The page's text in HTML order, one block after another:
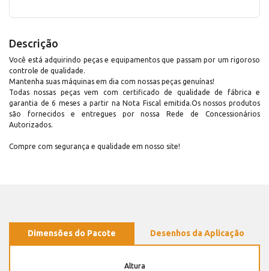
Descrição
Você está adquirindo peças e equipamentos que passam por um rigoroso
controle de qualidade.
Mantenha suas máquinas em dia com nossas peças genuínas!
Todas nossas peças vem com certificado de qualidade de fábrica e
garantia de 6 meses a partir na Nota Fiscal emitida.Os nossos produtos
são fornecidos e entregues por nossa Rede de Concessionários
Autorizados.
Compre com segurança e qualidade em nosso site!
Dimensões do Pacote Desenhos da Aplicação
Altura